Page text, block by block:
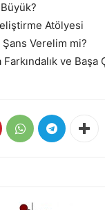
Atölyesi
Şans Verelim mi?
ve Başa